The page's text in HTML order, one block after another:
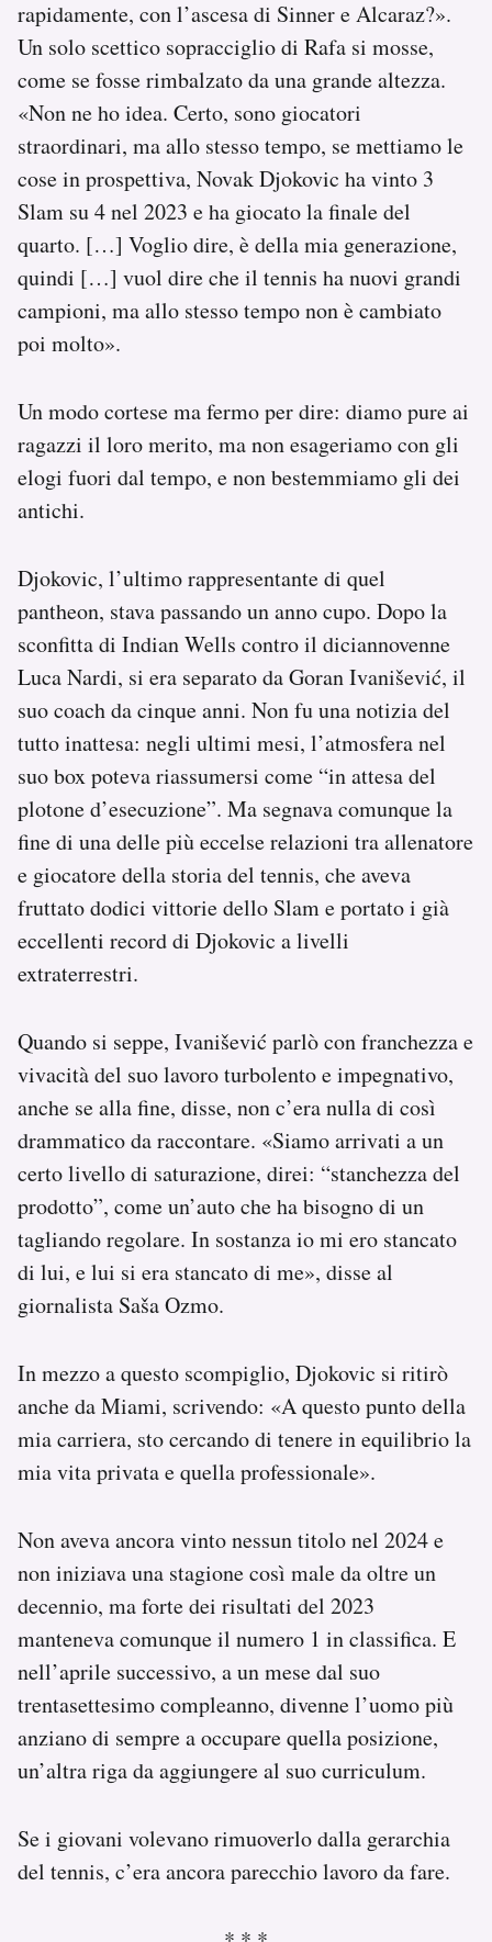
rapidamente, con l’ascesa di Sinner e Alcaraz?».
Un solo scettico sopracciglio di Rafa si mosse,
come se fosse rimbalzato da una grande altezza.
«Non ne ho idea. Certo, sono giocatori
straordinari, ma allo stesso tempo, se mettiamo le
cose in prospettiva, Novak Djokovic ha vinto 3
Slam su 4 nel 2023 e ha giocato la finale del
quarto. […] Voglio dire, è della mia generazione,
quindi […] vuol dire che il tennis ha nuovi grandi
campioni, ma allo stesso tempo non è cambiato
poi molto».
Un modo cortese ma fermo per dire: diamo pure ai
ragazzi il loro merito, ma non esageriamo con gli
elogi fuori dal tempo, e non bestemmiamo gli dei
antichi.
Djokovic, l’ultimo rappresentante di quel
pantheon, stava passando un anno cupo. Dopo la
sconfitta di Indian Wells contro il diciannovenne
Luca Nardi, si era separato da Goran Ivanišević, il
suo coach da cinque anni. Non fu una notizia del
tutto inattesa: negli ultimi mesi, l’atmosfera nel
suo box poteva riassumersi come “in attesa del
plotone d’esecuzione”. Ma segnava comunque la
fine di una delle più eccelse relazioni tra allenatore
e giocatore della storia del tennis, che aveva
fruttato dodici vittorie dello Slam e portato i già
eccellenti record di Djokovic a livelli
extraterrestri.
Quando si seppe, Ivanišević parlò con franchezza e
vivacità del suo lavoro turbolento e impegnativo,
anche se alla fine, disse, non c’era nulla di così
drammatico da raccontare. «Siamo arrivati a un
certo livello di saturazione, direi: “stanchezza del
prodotto”, come un’auto che ha bisogno di un
tagliando regolare. In sostanza io mi ero stancato
di lui, e lui si era stancato di me», disse al
giornalista Saša Ozmo.
In mezzo a questo scompiglio, Djokovic si ritirò
anche da Miami, scrivendo: «A questo punto della
mia carriera, sto cercando di tenere in equilibrio la
mia vita privata e quella professionale».
Non aveva ancora vinto nessun titolo nel 2024 e
non iniziava una stagione così male da oltre un
decennio, ma forte dei risultati del 2023
manteneva comunque il numero 1 in classifica. E
nell’aprile successivo, a un mese dal suo
trentasettesimo compleanno, divenne l’uomo più
anziano di sempre a occupare quella posizione,
un’altra riga da aggiungere al suo curriculum.
Se i giovani volevano rimuoverlo dalla gerarchia
del tennis, c’era ancora parecchio lavoro da fare.